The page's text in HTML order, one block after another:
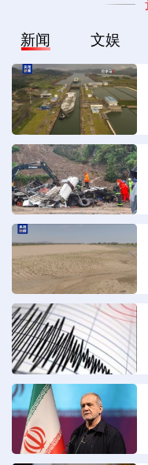
新闻 文娱